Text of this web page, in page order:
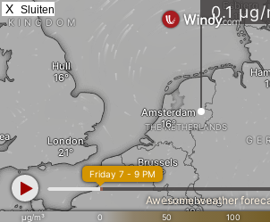
X Sluiten